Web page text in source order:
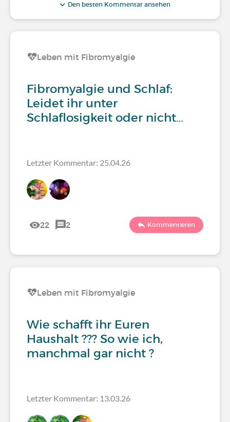
Den besten Kommentar ansehen
Leben mit Fibromyalgie
Fibromyalgie und Schlaf:
Leidet ihr unter
Schlaflosigkeit oder nicht…
Letzter Kommentar: 25.04.26
22 2 Kommentieren
Leben mit Fibromyalgie
Wie schafft ihr Euren
Haushalt ??? So wie ich,
manchmal gar nicht ?
Letzter Kommentar: 13.03.26